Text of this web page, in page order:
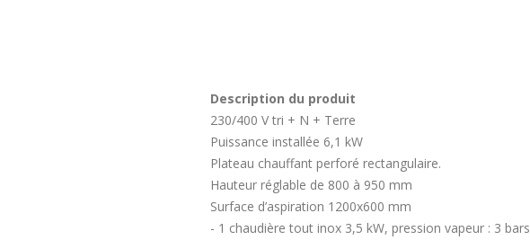
Description du produit
230/400 V tri + N + Terre
Puissance installée 6,1 kW
Plateau chauffant perforé rectangulaire.
Hauteur réglable de 800 à 950 mm
Surface d’aspiration 1200x600 mm
- 1 chaudière tout inox 3,5 kW, pression vapeur : 3 bars